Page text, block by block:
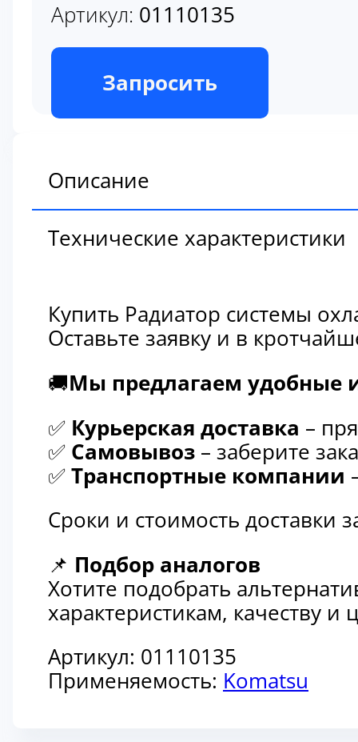
Артикул: 01110135
В наличии
Запросить
Описание
Технические характеристики
Купить Радиатор системы
Оставьте заявку и в
🚚Мы предлагаем удобные
✅ Курьерская доставка –
✅ Самовывоз – заберите
✅ Транспортные компании
Сроки и стоимость доставки
📌 Подбор аналогов
Хотите подобрать
характеристикам, качеству
Артикул: 01110135
Применяемость: Komatsu